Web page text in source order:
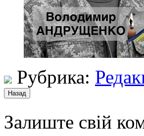
Рубрика:
Залиште свій